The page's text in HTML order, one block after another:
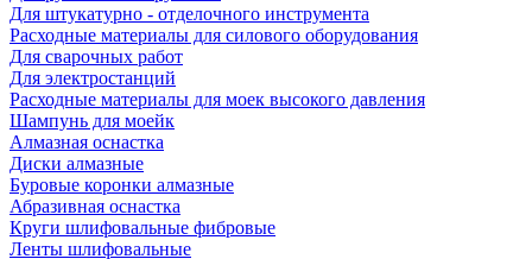
Для штукатурно - отделочного инструмента
Расходные материалы для силового оборудования
Для сварочных работ
Для электростанций
Расходные материалы для моек высокого давления
Шампунь для моейк
Алмазная оснастка
Диски алмазные
Буровые коронки алмазные
Абразивная оснастка
Круги шлифовальные фибровые
Ленты шлифовальные